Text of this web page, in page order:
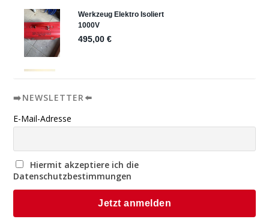
➡️NEWSLETTER⬅️
E-Mail-Adresse
Hiermit akzeptiere ich die
Datenschutzbestimmungen